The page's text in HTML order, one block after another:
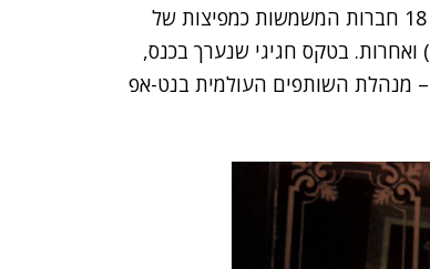
בתואר מפיץ השנה באזור EMEA. החברה הישראלית נבחרה מבין 18 חברות המשמשות כמפיצות של
(Fujitsu) ואחרות. בטקס חגיגי שנערך בכנס,
– מנהלת השותפים העולמית בנט-אפ